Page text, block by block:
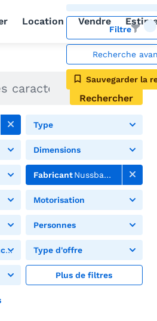
Location Vendre
Filtre
Recherche
Sauvegarder la
Rechercher
Type
Dimensions
FabricantNussbaumer
Motorisation
Personnes
Type d'offre
Plus de filtres